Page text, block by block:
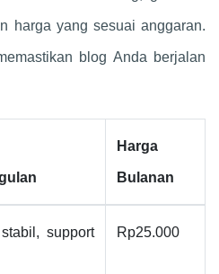
harga yang sesuai anggaran.
blog Anda berjalan
Harga
Bulanan
support Rp25.000